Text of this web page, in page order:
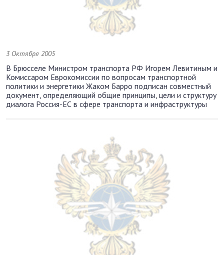
3 Октября 2005
В Брюсселе Министром транспорта РФ Игорем Левитиным и
Комиссаром Еврокомиссии по вопросам транспортной
политики и энергетики Жаком Барро подписан совместный
документ, определяющий общие принципы, цели и структуру
диалога Россия-ЕС в сфере транспорта и инфраструктуры